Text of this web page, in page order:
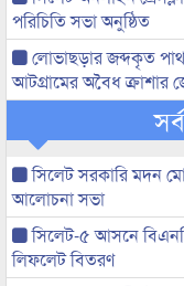
পরিচিতি সভা অনুষ্ঠিত
লোভাছড়ার জব্দকৃত
আটগ্রামের অবৈধ ক্রাশার
সিলেট সরকারি মদন
আলোচনা সভা
সিলেট-৫ আসনে
লিফলেট বিতরণ